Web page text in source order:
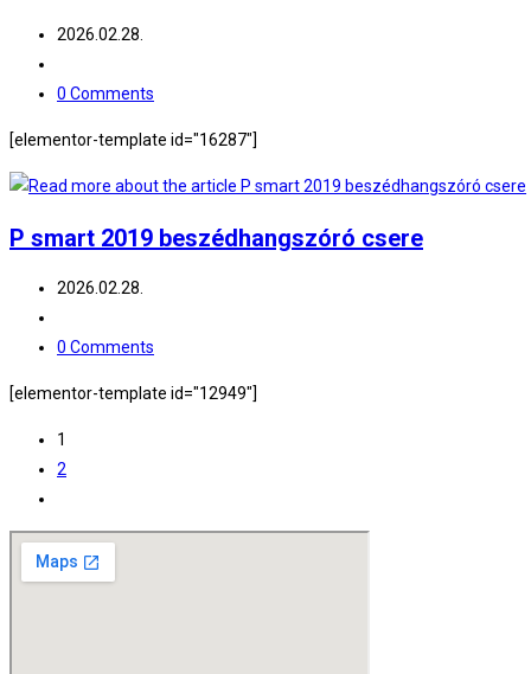
Post
2026.02.28.
category:
Post
0 Comments
[elementor-template id="16287"]
P smart 2019 beszédhangszóró csere
Post
2026.02.28.
category:
Post
0 Comments
[elementor-template id="12949"]
1
2
to
the
next